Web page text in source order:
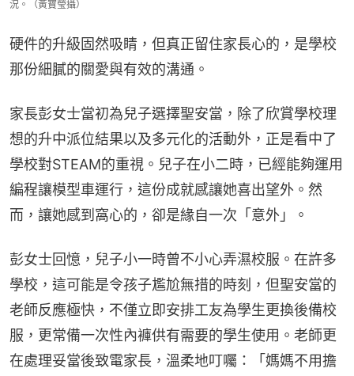
況。（黃寶瑩攝）
硬件的升級固然吸睛，但真正留住家長心的，是學校
那份細膩的關愛與有效的溝通。
家長彭女士當初為兒子選擇聖安當，除了欣賞學校理
想的升中派位結果以及多元化的活動外，正是看中了
學校對STEAM的重視。兒子在小二時，已經能夠運用
編程讓模型車運行，這份成就感讓她喜出望外。然
而，讓她感到窩心的，卻是緣自一次「意外」。
彭女士回憶，兒子小一時曾不小心弄濕校服。在許多
學校，這可能是令孩子尷尬無措的時刻，但聖安當的
老師反應極快，不僅立即安排工友為學生更換後備校
服，更常備一次性內褲供有需要的學生使用。老師更
在處理妥當後致電家長，溫柔地叮囑：「媽媽不用擔